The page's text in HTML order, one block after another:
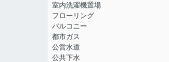
室内洗濯機置場
フローリング
バルコニー
都市ガス
公営水道
公共下水